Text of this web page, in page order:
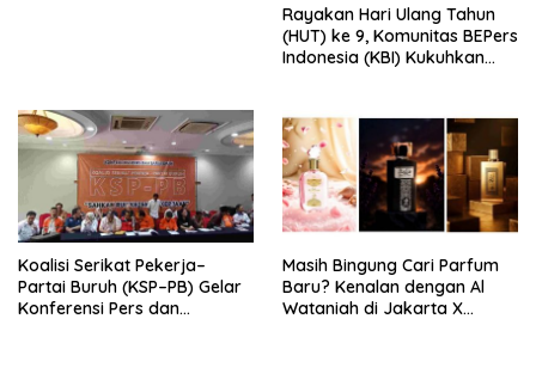
Rayakan Hari Ulang Tahun
(HUT) ke 9, Komunitas BEPers
Indonesia (KBI) Kukuhkan
Tema: “Penguatan dan
Pengembangan Organisasi
KBI yang Berbasis Riset di
seluruh Indonesia dan
Mancanegara”.
Koalisi Serikat Pekerja–
Partai Buruh (KSP–PB) Gelar
Konferensi Pers dan
Masih Bingung Cari Parfum
Baru? Kenalan dengan Al
Wataniah di Jakarta X